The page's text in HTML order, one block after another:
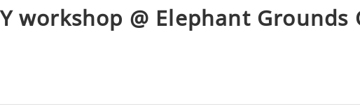
workshop @ Elephant Grounds